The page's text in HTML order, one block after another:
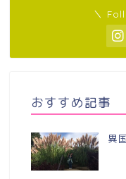
＼
おすすめ記事
異